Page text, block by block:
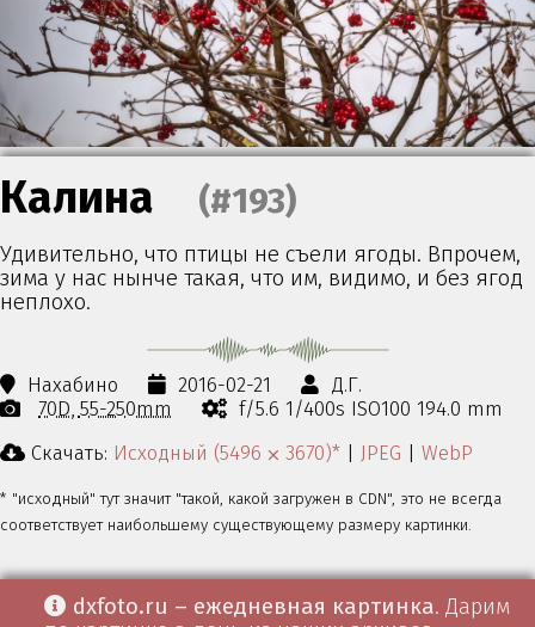
Калина (#193)
Удивительно, что птицы не съели ягоды. Впрочем,
зима у нас нынче такая, что им, видимо, и без ягод
неплохо.
Нахабино 2016-02-21
Д.Г.
70D 55-250mm
f/5.6 1/400s ISO100 194.0 mm
Скачать: Исходный (5496 ⨉ 3670)* | JPEG | WebP
* "исходный" тут значит "такой, какой загружен в CDN", это не всегда
соответствует наибольшему существующему размеру картинки.
dxfoto.ru – ежедневная картинка. Дарим